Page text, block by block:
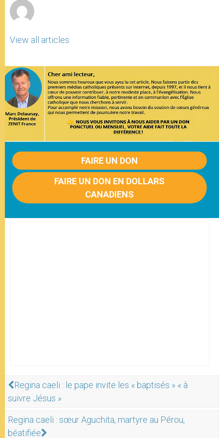
View all articles
FAIRE UN DON
FAIRE UN DON EN DOLLARS
CANADIENS
Regina caeli : le pape invite les « baptisés » « à
suivre Jésus »
Regina caeli : sœur Aguchita, martyre au Pérou,
béatifiée